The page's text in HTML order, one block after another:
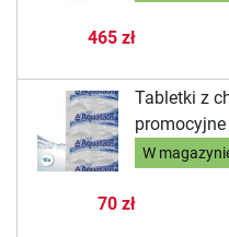
465 zł
Tabletki z
W
70 zł